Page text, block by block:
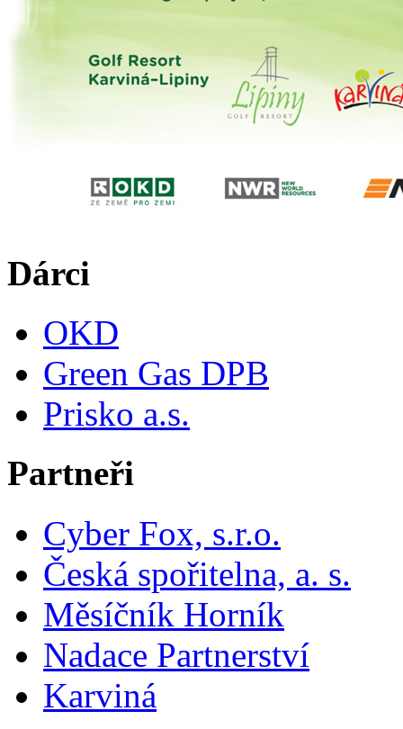
Dárci
OKD
Green Gas DPB
Prisko a.s.
Partneři
Cyber Fox, s.r.o.
Česká spořitelna, a. s.
Měsíčník Horník
Nadace Partnerství
Karviná